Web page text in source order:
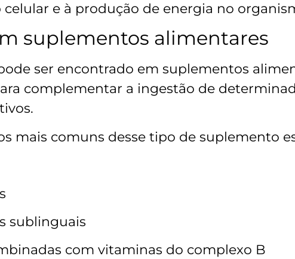
e à produção de energia no
suplementos alimentares
ser encontrado em suplementos
complementar a ingestão de
mais comuns desse tipo de suplemento
sublinguais
com vitaminas do complexo B